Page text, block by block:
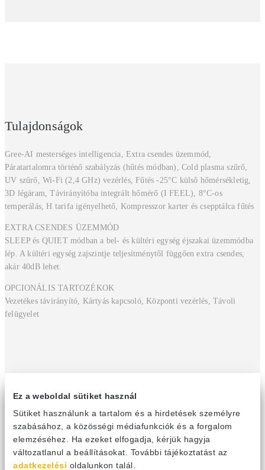
Ez a weboldal sütiket használ
Sütiket használunk a tartalom és a hirdetések személyre
szabásához, a közösségi médiafunkciók és a forgalom
elemzéséhez. Ha ezeket elfogadja, kérjük hagyja
változatlanul a beállításokat. További tájékoztatást az
adatkezelési oldalunkon talál.
Tulajdonságok
Gree-AI mesterséges intelligencia, Extra csendes üzemmód,
Páratartalomra történő szabályzás (hűtés módban), Cold plasma szűrő,
UV szűrő, Wi-Fi (2,4 GHz) vezérlés, Fűtés -25°C külső hőmérsékletig,
3D légáram, Távirányítóba integrált hőmérő (I FEEL), 8°C-os
temperálás, H tarifa igényelhető, Kompresszor karter és csepptálca fűtés
EXTRA CSENDES ÜZEMMÓD
SLEEP és QUIET módban a bel- és kültéri egység éjszakai üzemmódba
lép. A kültéri egység zajszintje teljesítménytől függően extra csendes,
akár 40dB lehet.
OPCIONÁLIS TARTOZÉKOK
Vezetékes távirányító, Kártyás kapcsoló, Központi vezérlés, Távoli
felügyelet